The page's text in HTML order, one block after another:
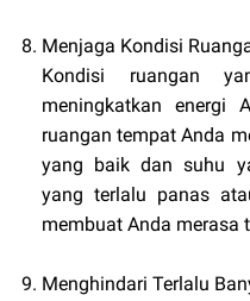
Menjaga Kondisi
Kondisi ruangan
meningkatkan energi
ruangan tempat Anda
yang baik dan suhu
yang terlalu panas
membuat Anda merasa
Menghindari Terlalu